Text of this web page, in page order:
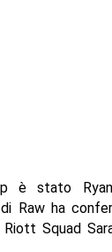
è stato
Raw ha
Squad